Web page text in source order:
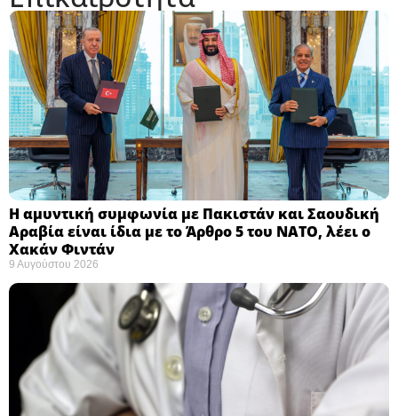
Η αμυντική συμφωνία με Πακιστάν και Σαουδική
Αραβία είναι ίδια με το Άρθρο 5 του ΝΑΤΟ, λέει ο
Χακάν Φιντάν ​
9 Αυγούστου 2026